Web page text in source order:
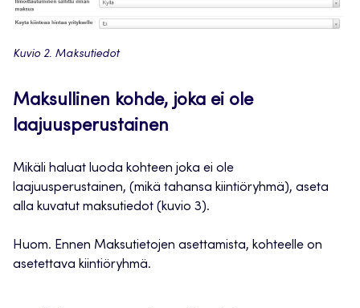
Kuvio 2. Maksutiedot
Maksullinen kohde, joka ei ole
laajuusperustainen
Mikäli haluat luoda kohteen joka ei ole
laajuusperustainen, (mikä tahansa kiintiöryhmä), aseta
alla kuvatut maksutiedot (kuvio 3).
Huom. Ennen Maksutietojen asettamista, kohteelle on
asetettava kiintiöryhmä.